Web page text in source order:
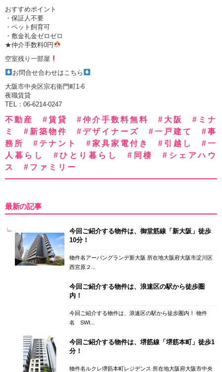
おすすめポイント
・保証人不要
・ペット飼育可
・敷金礼金ゼロゼロ
★仲介手数料0円
空室残り一部屋
お問合せ合わせはこちら
大阪市中央区宗右衛門町1-6
夜職賃貸
TEL：06-6214-0247
不動産 #賃貸 #仲介手数料無料 #大阪 #ミナ
ミ #新築物件 #デザイナーズ #一戸建て #事
務所 #テナント #家具家電付き #引越し #一
人暮らし #ひとり暮らし #同棲 #シェアハウ
ス #ファミリー
最新の記事
今回ご紹介する物件は、御堂筋線「新大阪」徒歩
10分！
物件名アーバングランデ新大阪 所在地大阪府大阪市淀川区
西宮原２...
今回ご紹介する物件は、浪速区の駅から徒歩圏
内！
今回ご紹介する物件は、浪速区の駅から徒歩圏内！ 物件
名 SWI...
今回ご紹介する物件は、堺筋線「堺筋本町」徒歩1
分！
物件名ルクレ堺筋本町レジデンス 所在地大阪府大阪市中央